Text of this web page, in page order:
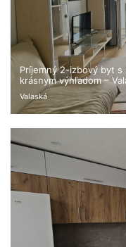
Príjemný 2-izbový byt s
krásnym výhľadom –
Valaská